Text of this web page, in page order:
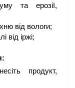
та ерозії,
від вологи;
від іржі;
продукт,